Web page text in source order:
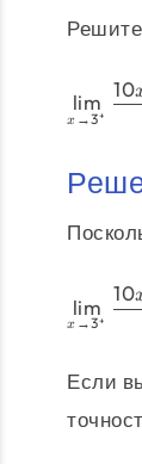
x →3+
lim
10
x →3+
lim
10
Если